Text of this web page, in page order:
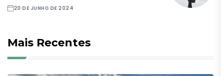
20 DE JUNHO DE 2024
Mais Recentes